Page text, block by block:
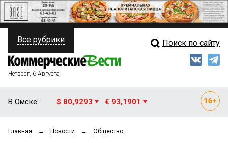
ПОЛИТИКА
ФИНАНСЫ
ОБЩЕСТВО
Свежий выпуск
Все рубрики Поиск по сайту
Четверг, 6 Августа
В Омске: $ 80,9293 € 93,1901
Главная → Новости → Общество